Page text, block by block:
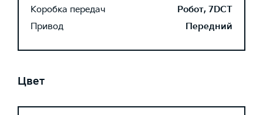
Коробка передач
Робот, 7DCT
Привод
Передний
Цвет